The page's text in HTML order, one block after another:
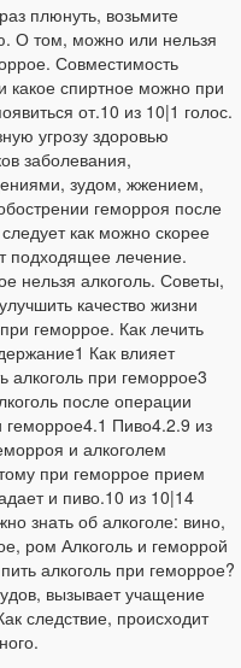
плюнуть, возьмите
О том, можно или нельзя
Совместимость
какое спиртное можно при
от.10 из 10|1 голос.
угрозу здоровью
заболевания,
зудом, жжением,
геморроя после
как можно скорее
подходящее лечение.
нельзя алкоголь. Советы,
качество жизни
геморрое. Как лечить
Как влияет
алкоголь при геморрое3
после операции
геморрое4.1 Пиво4.2.9 из
и алкоголем
при геморрое прием
и пиво.10 из 10|14
знать об алкоголе: вино,
ром Алкоголь и геморрой
алкоголь при геморрое?
вызывает учащение
следствие, происходит